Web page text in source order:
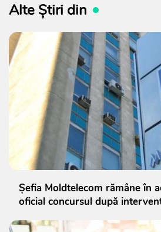
Alte Știri din
Șefia Moldtelecom rămâne în
oficial concursul după